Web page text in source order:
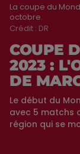
La coupe du
octobre.
Crédit : DR
COUPE
2023 :
DE
Le début du
avec 5 matchs
région qui se